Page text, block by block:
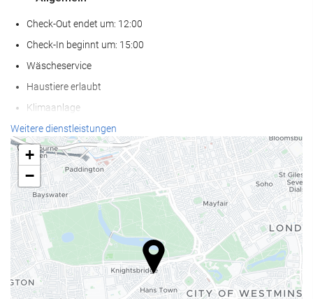
Check-Out endet um: 12:00
Check-In beginnt um: 15:00
Wäscheservice
Haustiere erlaubt
Klimaanlage
Heizung
Fahrstuhl
Nichtraucherunterkunft (Alle öffentlichen und privaten Bereiche
sind Nichtraucherzonen)
Haustiere nicht erlaubt
Empfangsdienste
24-Stunden-Rezeption
Gepäckaufbewahrung
Weitere dienstleistungen
+
−